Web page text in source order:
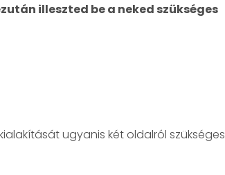
illeszted be a neked szükséges
ugyanis két oldalról szükséges